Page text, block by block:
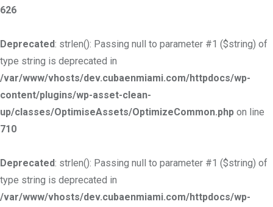
626
Deprecated: strlen(): Passing null to parameter #1 ($string) of
type string is deprecated in
/var/www/vhosts/dev.cubaenmiami.com/httpdocs/wp-
content/plugins/wp-asset-clean-
up/classes/OptimiseAssets/OptimizeCommon.php on line
710
Deprecated: strlen(): Passing null to parameter #1 ($string) of
type string is deprecated in
/var/www/vhosts/dev.cubaenmiami.com/httpdocs/wp-